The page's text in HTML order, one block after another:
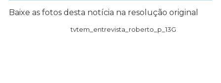
Baixe as fotos desta notícia na resolução original
tvtem_entrevista_roberto_p_13G